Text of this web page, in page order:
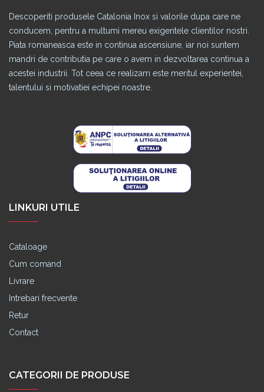
Descoperiti produsele Catalonia Inox si valorile dupa care ne
conducem, pentru a multumi mereu exigentele clientilor nostri.
Piata romaneasca este in continua ascensiune, iar noi suntem
mandri de contributia pe care o avem in dezvoltarea continua a
acestei industrii. Tot ceea ce realizam este meritul experientei,
talentului si motivatiei echipei noastre.
LINKURI UTILE
Cataloage
Cum comand
Livrare
Intrebari frecvente
Retur
Contact
CATEGORII DE PRODUSE